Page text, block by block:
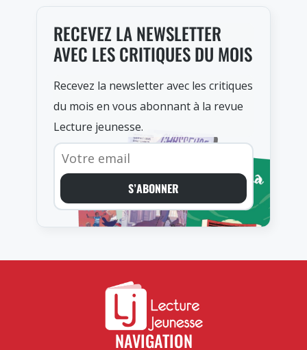
RECEVEZ LA NEWSLETTER
AVEC LES CRITIQUES DU MOIS
Recevez la newsletter avec les critiques
du mois en vous abonnant à la revue
Lecture jeunesse.
S’ABONNER
NAVIGATION